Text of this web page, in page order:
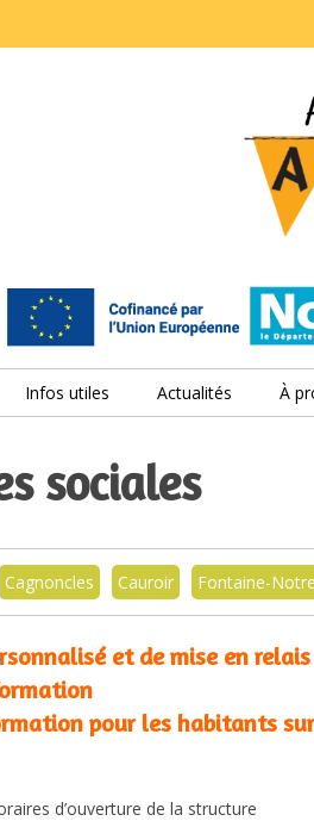
Infos utiles Actualités À
sociales
Cagnoncles Cauroir Fontaine-
et de mise en relais
pour les habitants
d’ouverture de la structure